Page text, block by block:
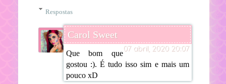
Respostas
Carol Sweet
07 abril, 2020 20:07
Que bom que
gostou :). É tudo isso sim e mais um
pouco xD